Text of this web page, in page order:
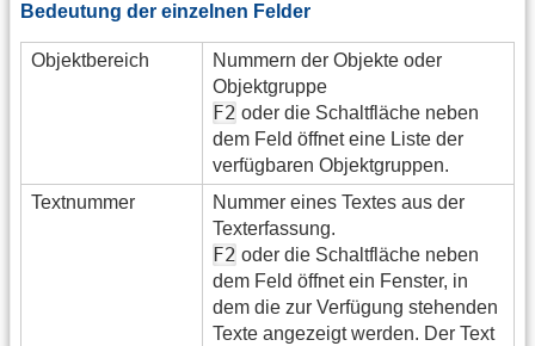
Bedeutung der einzelnen Felder
Objektbereich
Nummern der Objekte oder
Objektgruppe
F2 oder die Schaltfläche neben
dem Feld öffnet eine Liste der
verfügbaren Objektgruppen.
Textnummer
Nummer eines Textes aus der
Texterfassung.
F2 oder die Schaltfläche neben
dem Feld öffnet ein Fenster, in
dem die zur Verfügung stehenden
Texte angezeigt werden. Der Text